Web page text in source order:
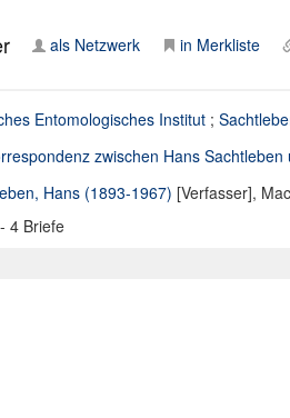
als Netzwerk in Merkliste
Entomologisches Institut ;
zwischen Hans
Hans (1893-1967) [Verfasser],
4 Briefe